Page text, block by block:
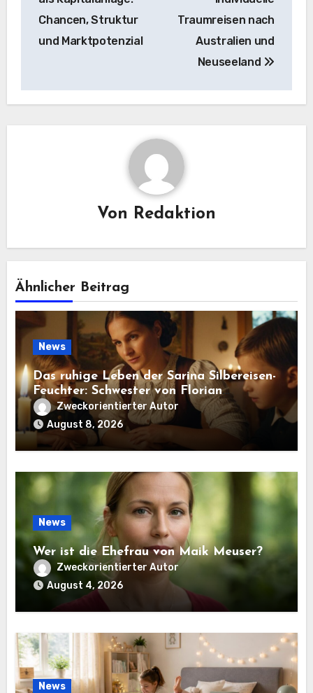
Chancen, Struktur
und Marktpotenzial
Traumreisen nach
Australien und
Neuseeland
Von Redaktion
Ähnlicher Beitrag
News
Das ruhige Leben der Sarina Silbereisen-
Feuchter: Schwester von Florian
Silbereisen
Zweckorientierter Autor
August 8, 2026
News
Wer ist die Ehefrau von Maik Meuser?
Zweckorientierter Autor
August 4, 2026
News